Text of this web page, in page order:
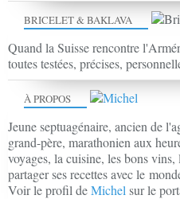
BRICELET & BAKLAVA
Quand la Suisse rencontre
toutes testées, précises,
À PROPOS
Jeune septuagénaire, ancien de
grand-père, marathonien aux
voyages, la cuisine, les bons
partager ses recettes avec le
Voir le profil deMichel sur le